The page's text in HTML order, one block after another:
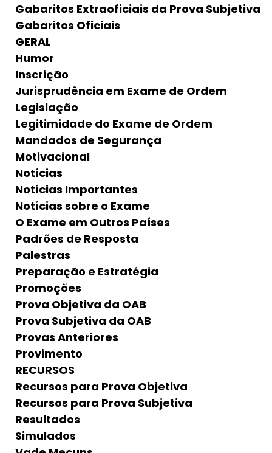
Gabaritos Extraoficiais da Prova Subjetiva
Gabaritos Oficiais
GERAL
Humor
Inscrição
Jurisprudência em Exame de Ordem
Legislação
Legitimidade do Exame de Ordem
Mandados de Segurança
Motivacional
Notícias
Notícias Importantes
Notícias sobre o Exame
O Exame em Outros Países
Padrões de Resposta
Palestras
Preparação e Estratégia
Promoções
Prova Objetiva da OAB
Prova Subjetiva da OAB
Provas Anteriores
Provimento
RECURSOS
Recursos para Prova Objetiva
Recursos para Prova Subjetiva
Resultados
Simulados